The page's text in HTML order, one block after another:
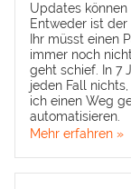
Updates
Entweder ist
Ihr müsst einen
immer noch
geht schief. In 7
jeden Fall
ich einen Weg
automatisieren.
Mehr erfahren »